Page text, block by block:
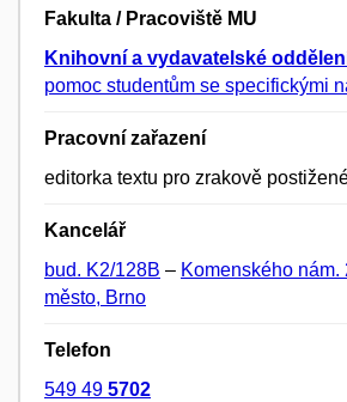
Fakulta / Pracoviště MU
Knihovní a vydavatelské
pomoc studentům se specifickými
Pracovní zařazení
editorka textu pro zrakově
Kancelář
bud. K2/128B – Komenského nám.
město, Brno
Telefon
549 49 5702